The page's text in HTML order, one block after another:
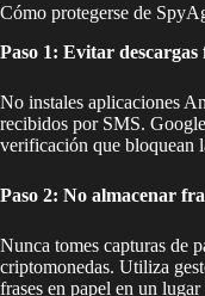
Cómo protegerse de
Paso 1: Evitar
No instales aplicaciones
recibidos por SMS.
verificación que bloquean
Paso 2: No almacenar
Nunca tomes capturas de
criptomonedas. Utiliza
frases en papel en un